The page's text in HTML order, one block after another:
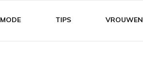
MODE TIPS VROUWEN